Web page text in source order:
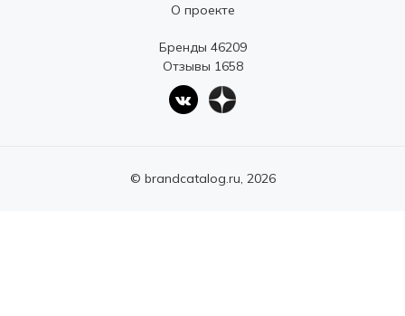
О проекте
Бренды 46209
Отзывы 1658
© brandcatalog.ru, 2026